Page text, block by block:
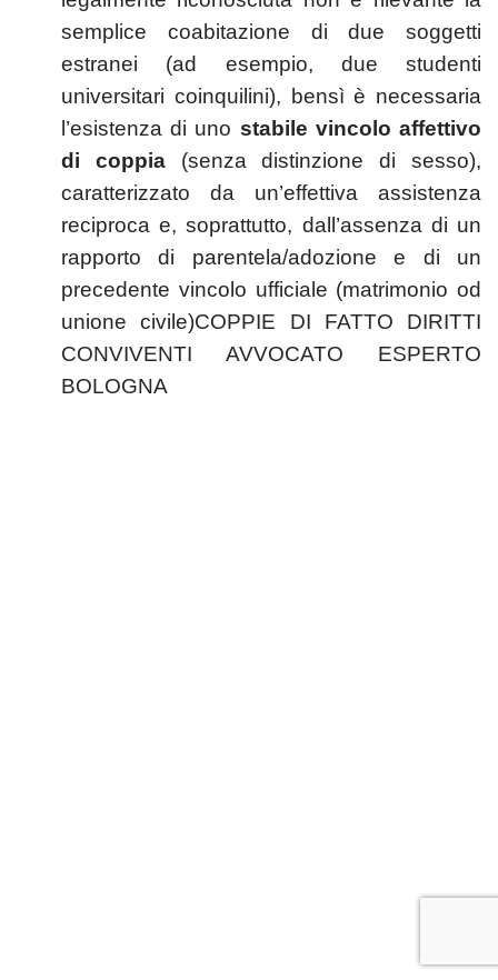
semplice coabitazione di due soggetti
estranei (ad esempio, due studenti
universitari coinquilini), bensì è necessaria
l’esistenza di uno stabile vincolo affettivo
di coppia(senza distinzione di sesso),
caratterizzato da un’effettiva assistenza
reciproca e, soprattutto, dall’assenza di un
rapporto di parentela/adozione e di un
precedente vincolo ufficiale (matrimonio od
unione civile)COPPIE DI FATTO DIRITTI
CONVIVENTI AVVOCATO ESPERTO
BOLOGNA